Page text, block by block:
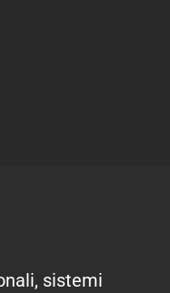
sistemi